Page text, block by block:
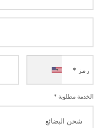
+1
الخدمة مطلوبة *